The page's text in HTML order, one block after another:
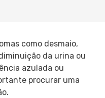
como desmaio,
da urina ou
azulada ou
procurar uma